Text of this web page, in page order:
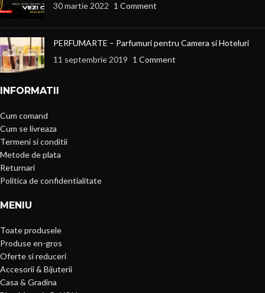
30 martie 2022 1 Comment
PERFUMARTE – Parfumuri pentru Camera si Hoteluri
11 septembrie 2019 1 Comment
INFORMATII
Cum comand
Cum se livreaza
Termeni si conditii
Metode de plata
Returnari
Politica de confidentialitate
MENIU
Toate produsele
Produse en-gros
Oferte si reduceri
Accesorii & Bijuterii
Casa & Gradina